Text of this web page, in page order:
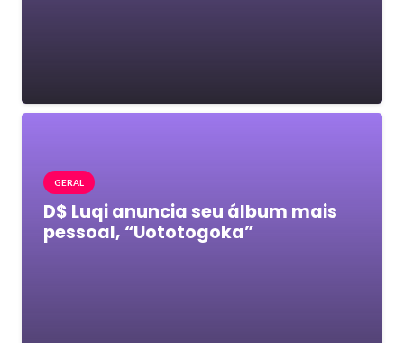
GERAL
D$ Luqi anuncia seu álbum mais
pessoal, “Uototogoka”